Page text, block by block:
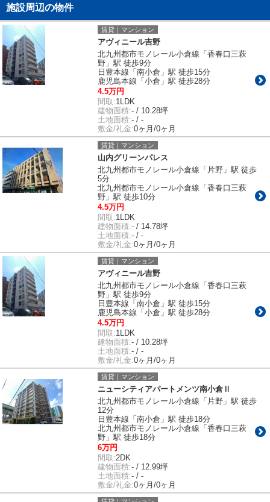
施設周辺の物件
賃貸｜マンション
アヴィニール吉野
北九州都市モノレール小倉線「香春口三萩
野」駅 徒歩9分
日豊本線「南小倉」駅 徒歩15分
鹿児島本線「小倉」駅 徒歩28分
4.5万円
間取:1LDK
建物面積:- / 10.28坪
土地面積:- / -
敷金/礼金:0ヶ月/0ヶ月
賃貸｜マンション
山内グリーンパレス
北九州都市モノレール小倉線「片野」駅 徒歩
5分
北九州都市モノレール小倉線「香春口三萩
野」駅 徒歩10分
4.5万円
間取:1LDK
建物面積:- / 14.78坪
土地面積:- / -
敷金/礼金:0ヶ月/0ヶ月
賃貸｜マンション
アヴィニール吉野
北九州都市モノレール小倉線「香春口三萩
野」駅 徒歩9分
日豊本線「南小倉」駅 徒歩15分
鹿児島本線「小倉」駅 徒歩28分
4.5万円
間取:1LDK
建物面積:- / 10.28坪
土地面積:- / -
敷金/礼金:0ヶ月/0ヶ月
賃貸｜マンション
ニューシティアパートメンツ南小倉Ⅱ
北九州都市モノレール小倉線「片野」駅 徒歩
12分
日豊本線「南小倉」駅 徒歩18分
北九州都市モノレール小倉線「香春口三萩
野」駅 徒歩18分
6万円
間取:2DK
建物面積:- / 12.99坪
土地面積:- / -
敷金/礼金:0ヶ月/0ヶ月